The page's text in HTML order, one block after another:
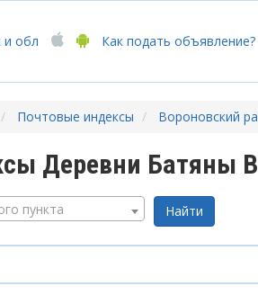
и обл Как подать объявление?
Почтовые индексы Вороновский
Деревни Батяны
пункта